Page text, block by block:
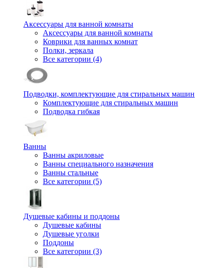
Аксессуары для ванной комнаты
Аксессуары для ванной комнаты
Коврики для ванных комнат
Полки, зеркала
Все категории (4)
Подводки, комплектующие для стиральных машин
Комплектующие для стиральных машин
Подводка гибкая
Ванны
Ванны акриловые
Ванны специального назначения
Ванны стальные
Все категории (5)
Душевые кабины и поддоны
Душевые кабины
Душевые уголки
Поддоны
Все категории (3)